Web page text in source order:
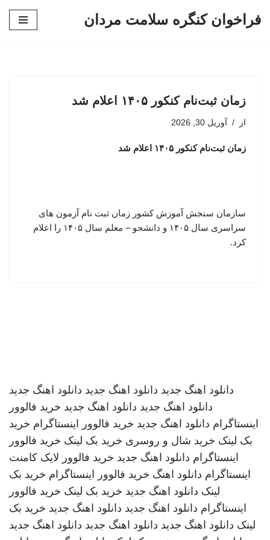
فراخوان کنگره سلامت مردان
زمان ثبت‌نام کنکور ۱۴۰۵ اعلام شد
از آوریل 30, 2026
زمان ثبت‌نام کنکور ۱۴۰۵ اعلام شد
سازمان سنجش آموزش کشور زمان ثبت نام آزمون های
سراسری سال ۱۴۰۵ و دانشجو – معلم سال ۱۴۰۵ را اعلام
کرد.
دانلود اهنگ جدید دانلود اهنگ جدید دانلود اهنگ جدید
دانلود اهنگ جدید دانلود اهنگ جدید خرید فالوور
اینستاگرام دانلود اهنگ جدید خرید فالوور اینستاگرام خرید
بک لینک خرید شال و روسری خرید بک لینک خرید فالوور
اینستاگرام دانلود اهنگ جدید خرید فالوور لایک کامنت
اینستاگرام دانلود اهنگ خرید فالوور اینستاگرام خرید بک
لینک دانلود اهنگ جدید خرید بک لینک خرید فالوور
اینستاگرام دانلود اهنگ جدید دانلود اهنگ جدید خرید بک
لینک دانلود اهنگ جدید دانلود اهنگ جدید دانلود اهنگ جدید